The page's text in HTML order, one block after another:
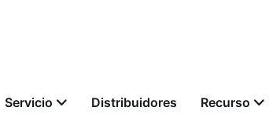
Servicio Distribuidores Recurso